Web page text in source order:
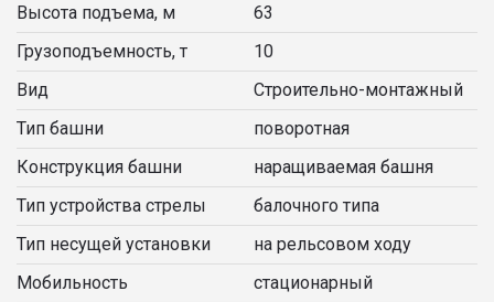
Высота подъема, м
63
Грузоподъемность, т
10
Вид
Строительно-монтажный
Тип башни
поворотная
Конструкция башни
наращиваемая башня
Тип устройства стрелы
балочного типа
Тип несущей установки
на рельсовом ходу
Мобильность
стационарный